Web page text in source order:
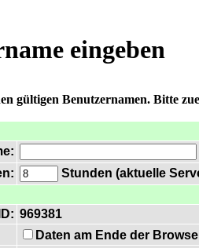
eingeben
gültigen Benutzernamen. Bitte
Stunden (aktuelle
969381
Daten am Ende der